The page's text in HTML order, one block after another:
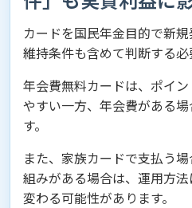
カードを国民年金目的で新
維持条件も含めて判断する必
年会費無料カードは、ポイ
やすい一方、年会費がある
す。
また、家族カードで支払う
組みがある場合は、運用方
変わる可能性があります。